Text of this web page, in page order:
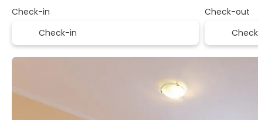
Check-in Check-out